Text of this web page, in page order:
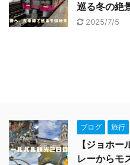
巡る冬の絶
2025/7/5
ブログ 旅行
【ジョホ
レーからモ